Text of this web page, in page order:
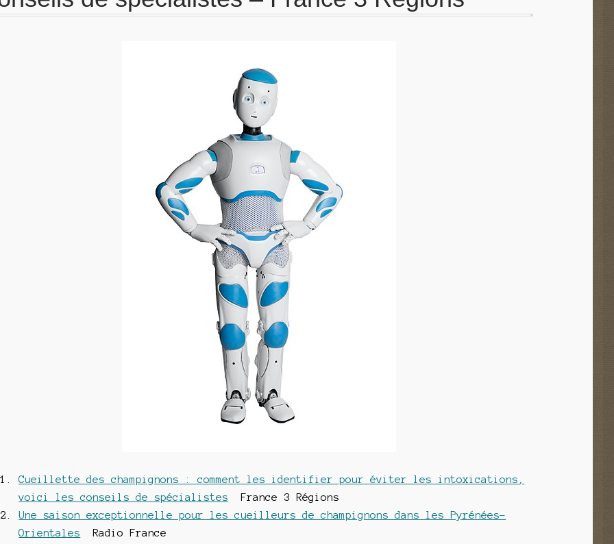
Cueillette des champignons : comment les identifier pour éviter les intoxications,
voici les conseils de spécialistes France 3 Régions
Une saison exceptionnelle pour les cueilleurs de champignons dans les Pyrénées-
Orientales Radio France